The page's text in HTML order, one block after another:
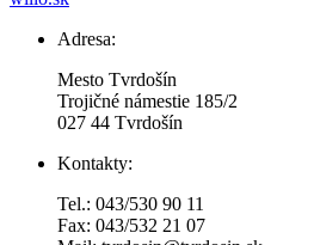
Adresa:
Mesto Tvrdošín
Trojičné námestie 185/2
027 44 Tvrdošín
Kontakty:
Tel.: 043/530 90 11
Fax: 043/532 21 07